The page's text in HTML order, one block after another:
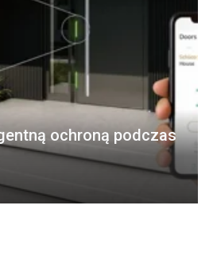
ochroną podczas